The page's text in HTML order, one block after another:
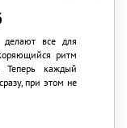
делают все для
ритм
Теперь каждый
при этом не